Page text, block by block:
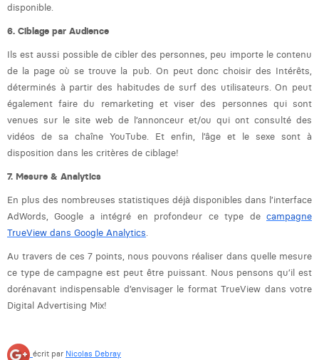
disponible.
6. Ciblage par Audience
Ils est aussi possible de cibler des personnes, peu importe le contenu
de la page où se trouve la pub. On peut donc choisir des Intérêts,
déterminés à partir des habitudes de surf des utilisateurs. On peut
également faire du remarketing et viser des personnes qui sont
venues sur le site web de l’annonceur et/ou qui ont consulté des
vidéos de sa chaîne YouTube. Et enfin, l’âge et le sexe sont à
disposition dans les critères de ciblage!
7. Mesure & Analytics
En plus des nombreuses statistiques déjà disponibles dans l’interface
AdWords, Google a intégré en profondeur ce type de campagne
TrueView dans Google Analytics.
Au travers de ces 7 points, nous pouvons réaliser dans quelle mesure
ce type de campagne est peut être puissant. Nous pensons qu’il est
dorénavant indispensable d’envisager le format TrueView dans votre
Digital Advertising Mix!
écrit par Nicolas Debray